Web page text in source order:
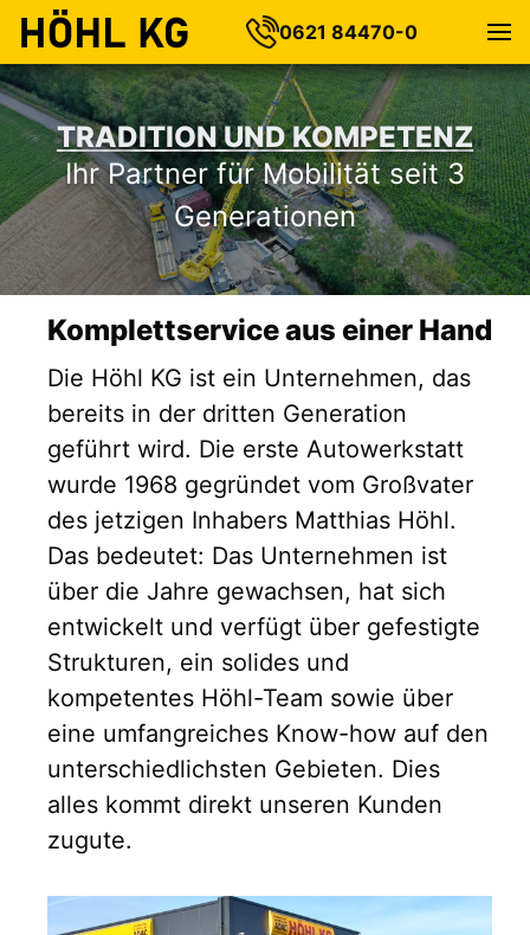
0621 84470-0
TRADITION UND KOMPETENZ
Ihr Partner für Mobilität seit 3
Generationen
Komplettservice aus einer Hand
Die Höhl KG ist ein Unternehmen, das
bereits in der dritten Generation
geführt wird. Die erste Autowerkstatt
wurde 1968 gegründet vom Großvater
des jetzigen Inhabers Matthias Höhl.
Das bedeutet: Das Unternehmen ist
über die Jahre gewachsen, hat sich
entwickelt und verfügt über gefestigte
Strukturen, ein solides und
kompetentes Höhl-Team sowie über
eine umfangreiches Know-how auf den
unterschiedlichsten Gebieten. Dies
alles kommt direkt unseren Kunden
zugute.